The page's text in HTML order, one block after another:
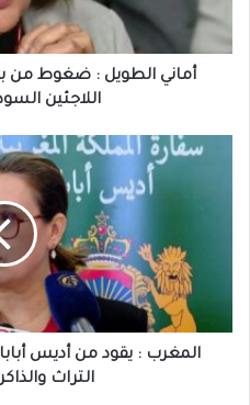
لإرجاع
اللاجئينأماني الطويل : ضغوط من
اللاجئين
المغرب
إفريقياً
حول
استردادالمغرب : يقود من أديس
التراث